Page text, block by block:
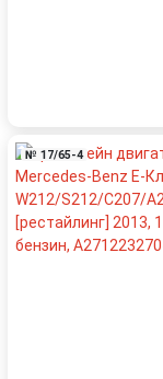
№ 17/65-4